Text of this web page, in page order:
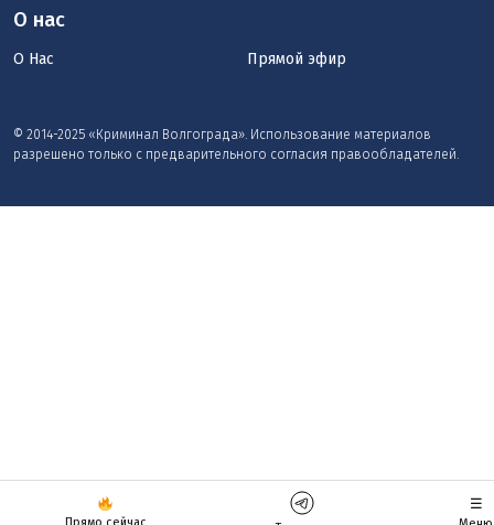
Прямо сейчас
☰
О нас
О Нас Прямой эфир
© 2014-2025 «Криминал Волгограда». Использование материалов
разрешено только с предварительного согласия правообладателей.